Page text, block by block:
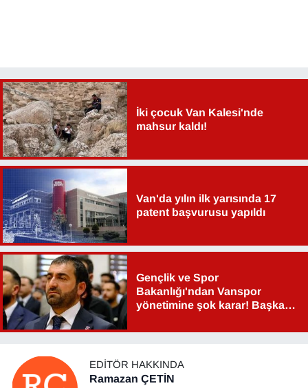
İki çocuk Van Kalesi'nde
mahsur kaldı!
Van'da yılın ilk yarısında 17
patent başvurusu yapıldı
Gençlik ve Spor
Bakanlığı'ndan Vanspor
yönetimine şok karar! Başkan
EDITÖR HAKKINDA
Ramazan ÇETİN